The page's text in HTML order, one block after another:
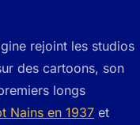
rejoint les studios
des cartoons, son
longs
Nains en 1937 et